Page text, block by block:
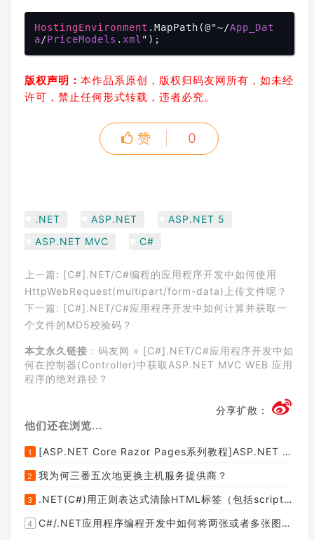
HostingEnvironment .MapPath (@"~/App_Dat
a/PriceModels . xml
版权声明： 本作品系原创，版权归码友网所有，如未经
许可，禁止任何形式转载，违者必究。
赞 0
.NET ASP.NET
ASP.NET 5
ASP.NET MVC
C#
上一篇: [C#].NET/C#编程的应用程序开发中如何使用
HttpWebRequest(multipart/form-data)上传文件呢？
下一篇: [C#].NET/C#应用程序开发中如何计算并获取一
个文件的MD5校验码？
本文永久链接 ： 码友网 » [C#].NET/C#应用程序开发中如
何在控制器(Controller)中获取ASP.NET MVC WEB 应用
程序的绝对路径？
分享扩散：
他们还在浏览...
1 [ASP.NET Core Razor Pages系列教程]ASP.NET Core Razor Pages中的PageModel(09)
2 我为何三番五次地更换主机服务提供商？
3 .NET(C#)用正则表达式清除HTML标签（包括script和style），保留纯本文
4 C#/.NET应用程序编程开发中如何将两张或者多张图片合并成一张图片？